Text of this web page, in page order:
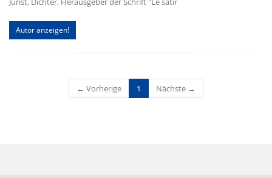
Autor anzeigen!
← Vorherige 1 (current)
Nächste →